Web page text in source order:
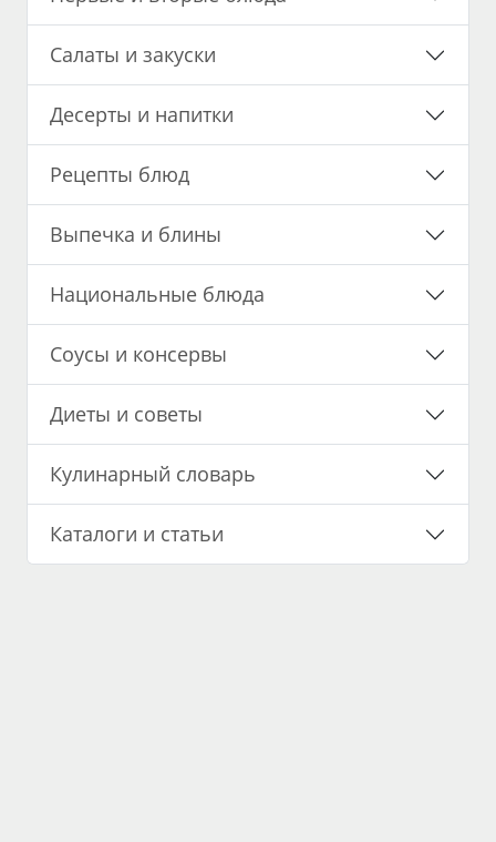
Салаты и закуски
Десерты и напитки
Рецепты блюд
Выпечка и блины
Национальные блюда
Соусы и консервы
Диеты и советы
Кулинарный словарь
Каталоги и статьи